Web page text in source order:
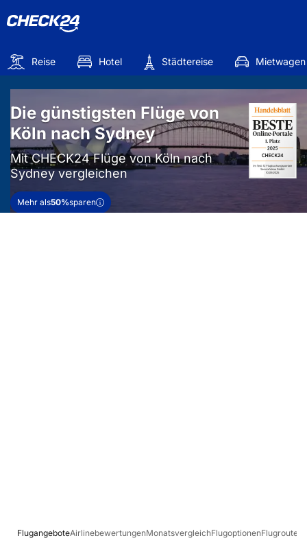
Reise Hotel Städtereise Mietwagen
Die günstigsten Flüge von
Köln nach Sydney
Mit CHECK24 Flüge von Köln nach
Sydney vergleichen
Mehr als50%sparen
FlugangeboteAirlinebewertungenMonatsvergleichFlugoptionenFlugrouten